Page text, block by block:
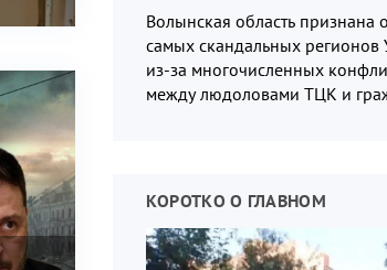
Волынская область признана
самых скандальных регионов
из-за многочисленных
между людоловами ТЦК и гражданским
КОРОТКО О ГЛАВНОМ